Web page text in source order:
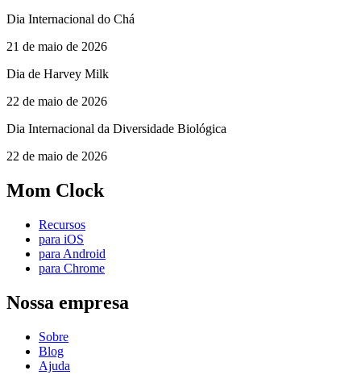
Dia Internacional do Chá
21 de maio de 2026
Dia de Harvey Milk
22 de maio de 2026
Dia Internacional da Diversidade Biológica
22 de maio de 2026
Mom Clock
Recursos
para iOS
para Android
para Chrome
Nossa empresa
Sobre
Blog
Ajuda